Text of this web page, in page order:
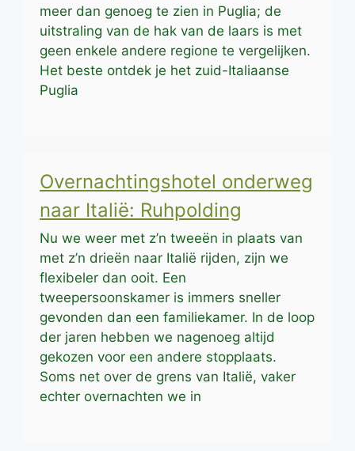
meer dan genoeg te zien in Puglia; de
uitstraling van de hak van de laars is met
geen enkele andere regione te vergelijken.
Het beste ontdek je het zuid-Italiaanse
Puglia
Overnachtingshotel onderweg
naar Italië: Ruhpolding
Nu we weer met z’n tweeën in plaats van
met z’n drieën naar Italië rijden, zijn we
flexibeler dan ooit. Een
tweepersoonskamer is immers sneller
gevonden dan een familiekamer. In de loop
der jaren hebben we nagenoeg altijd
gekozen voor een andere stopplaats.
Soms net over de grens van Italië, vaker
echter overnachten we in